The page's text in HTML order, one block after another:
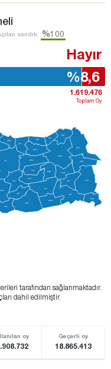
sandık: %100
Hayır
%8,6
1.619.476
Toplam Oy
ADY
AĞR
ART
BNG
BTL
DİY
ELĞ
ERN
ERM
GAZ
GİR
GMŞ
HKR
KRS
MLT
MRŞ
MRD
MUŞ
ORD
RİZ
SRT
SİV
TRB
TUN
ŞAN
VAN
tarafından sağlanmaktadır.
dahil edilmiştir.
oy Geçerli oy
18.865.413